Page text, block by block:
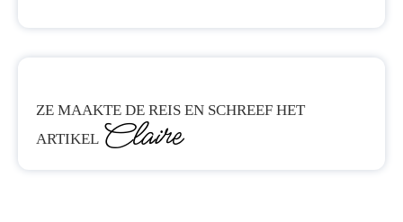
ZE MAAKTE DE REIS EN SCHREEF HET
ARTIKEL Claire